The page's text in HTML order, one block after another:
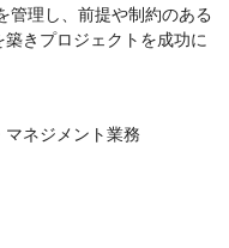
管理し、前提や制約のある
きプロジェクトを成功に
ネジメント業務